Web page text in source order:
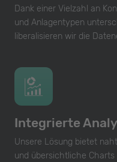
Dank einer Vielzahl an
und Anlagentypen
liberalisieren wir die
Integrierte
Unsere Lösung bietet
und übersichtliche